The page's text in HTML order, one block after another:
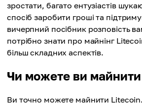
зростати, багато ентузіастів
спосіб заробити гроші та
вичерпний посібник розповість
потрібно знати про майнінг
більш складних аспектів.
Чи можете ви
Ви точно можете майнити